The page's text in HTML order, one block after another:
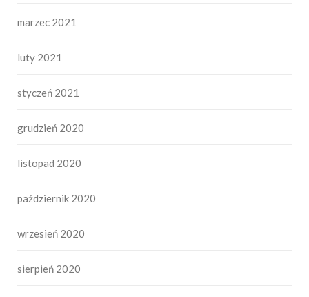
marzec 2021
luty 2021
styczeń 2021
grudzień 2020
listopad 2020
październik 2020
wrzesień 2020
sierpień 2020